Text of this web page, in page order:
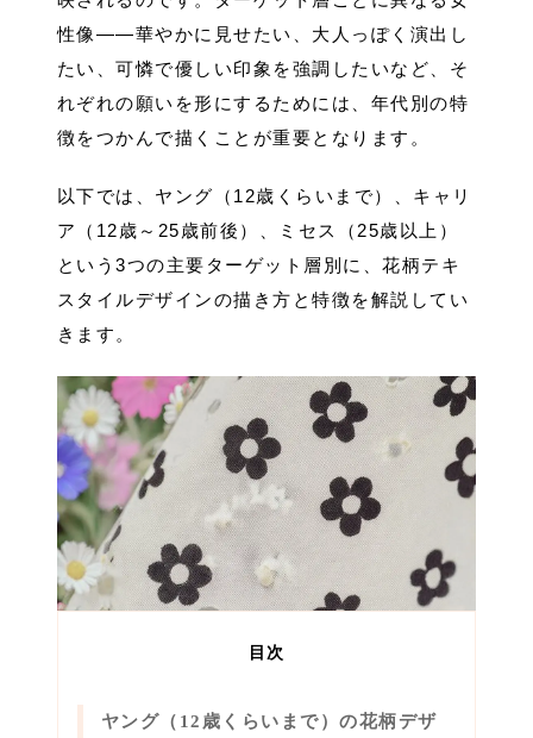
性像――華やかに見せたい、大人っぽく演出し
たい、可憐で優しい印象を強調したいなど、そ
れぞれの願いを形にするためには、年代別の特
徴をつかんで描くことが重要となります。
以下では、ヤング（12歳くらいまで）、キャリ
ア（12歳～25歳前後）、ミセス（25歳以上）
という3つの主要ターゲット層別に、花柄テキ
スタイルデザインの描き方と特徴を解説してい
きます。
目次
ヤング（12歳くらいまで）の花柄デザ